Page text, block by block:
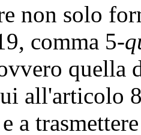
non solo
comma 5-
quella
all'articolo
a